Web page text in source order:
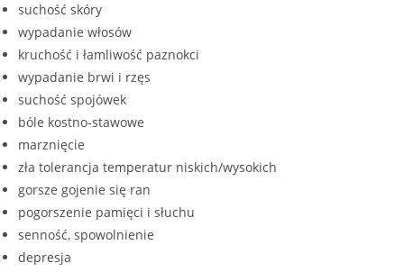
suchość skóry
wypadanie włosów
kruchość i łamliwość paznokci
wypadanie brwi i rzęs
suchość spojówek
bóle kostno-stawowe
marznięcie
zła tolerancja temperatur niskich/wysokich
gorsze gojenie się ran
pogorszenie pamięci i słuchu
senność, spowolnienie
depresja